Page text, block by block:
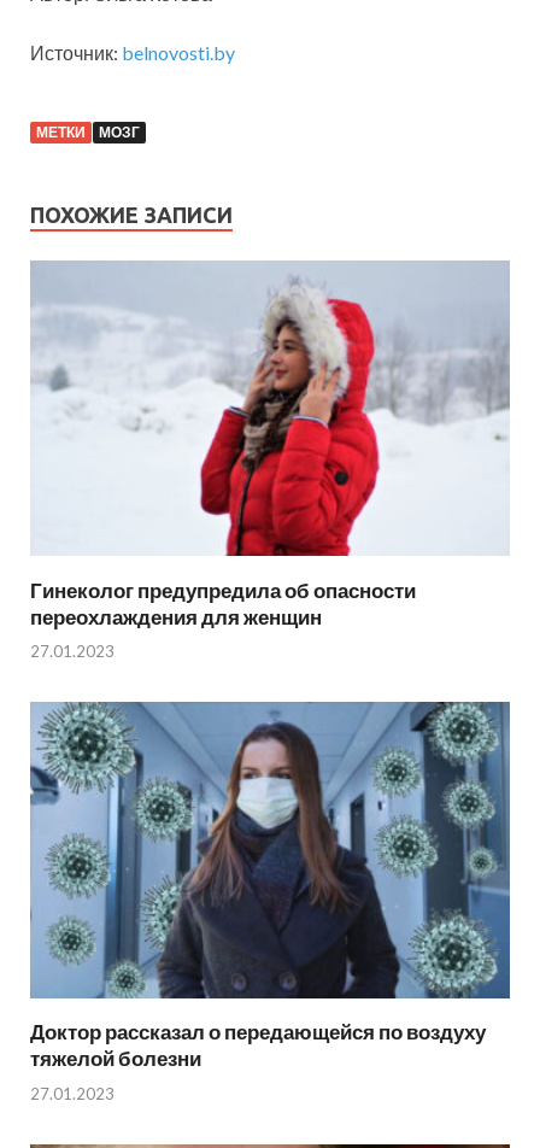
Источник: belnovosti.by
МЕТКИ МОЗГ
ПОХОЖИЕ ЗАПИСИ
Гинеколог предупредила об опасности
переохлаждения для женщин
27.01.2023
Доктор рассказал о передающейся по воздуху
тяжелой болезни
27.01.2023